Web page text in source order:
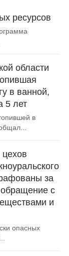
ресурсов
области
в ванной,
5 лет
в
за
с
и
опасных